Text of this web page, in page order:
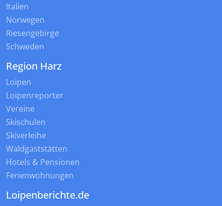
Italien
Norwegen
Riesengebirge
Schweden
Region Harz
Loipen
Loipenreporter
Vereine
Skischulen
Skiverleihe
Waldgaststätten
Hotels & Pensionen
Ferienwohnungen
Loipenberichte.de